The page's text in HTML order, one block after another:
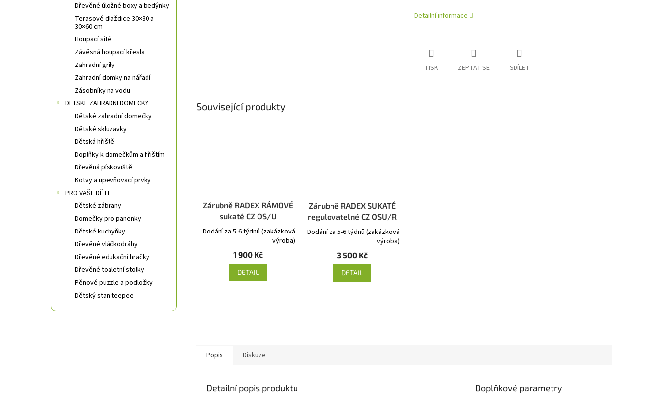
Dřevěné úložné boxy a bedýnky
Terasové dlaždice 30×30 a
30×60 cm
Houpací sítě
Závěsná houpací křesla
Zahradní grily
Zahradní domky na nářadí
Zásobníky na vodu
DĚTSKÉ ZAHRADNÍ DOMEČKY
Dětské zahradní domečky
Dětské skluzavky
Dětská hřiště
Doplňky k domečkům a hřištím
Dřevěná pískoviště
Kotvy a upevňovací prvky
PRO VAŠE DĚTI
Dětské zábrany
Domečky pro panenky
Dětské kuchyňky
Dřevěné vláčkodráhy
Dřevěné edukační hračky
Dřevěné toaletní stolky
Pěnové puzzle a podložky
Dětský stan teepee
Detailní informace
TISK ZEPTAT SE SDÍLET
Související produkty
Zárubně RADEX RÁMOVÉ
sukaté CZ OS/U
Dodání za 5-6 týdnů (zakázková
výroba)
1 900 Kč
DETAIL
Zárubně RADEX SUKATÉ
regulovatelné CZ OSU/R
Dodání za 5-6 týdnů (zakázková
výroba)
3 500 Kč
DETAIL
Popis Diskuze
Detailní popis produktu Doplňkové parametry